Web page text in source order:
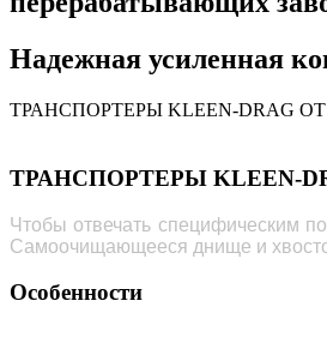
Надежная усиленная
ТРАНСПОРТЕРЫ KLEEN-DRAG ОТ
ТРАНСПОРТЕРЫ KLEEN-
Чтобы отвечать специфическим
Самоочищающееся днище и
Особенности